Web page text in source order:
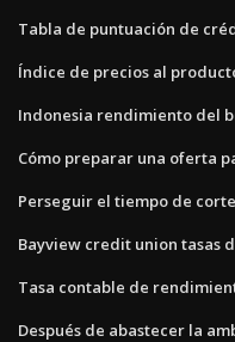
Tabla de puntuación de
Índice de precios al
Indonesia rendimiento del
Cómo preparar una oferta
Perseguir el tiempo de
Bayview credit union tasas
Tasa contable de
Después de abastecer la